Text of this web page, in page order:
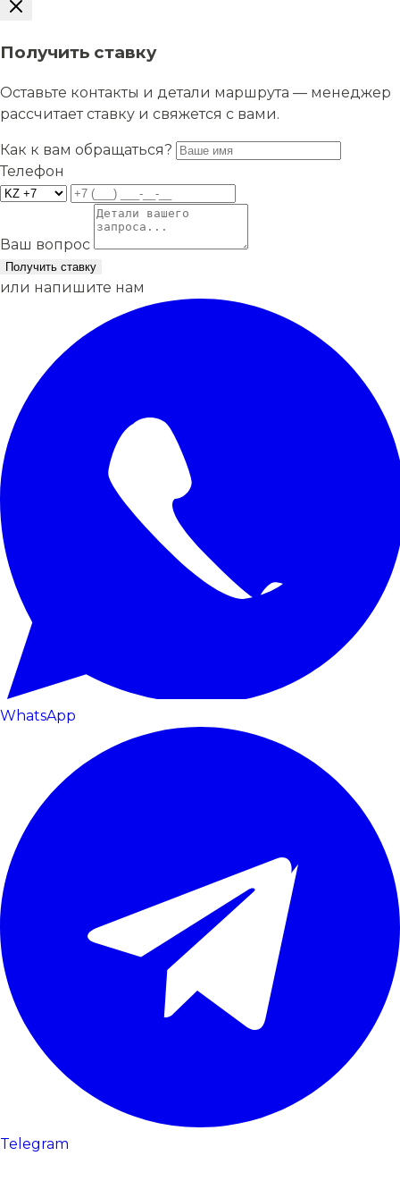
Получить ставку
Оставьте контакты и детали маршрута — менеджер
рассчитает ставку и свяжется с вами.
Как к вам обращаться?
Телефон
Ваш вопрос
Получить ставку
или напишите нам
WhatsApp
Telegram